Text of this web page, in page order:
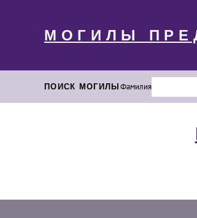
МОГИЛЫ
ПОИСК МОГИЛЫФамилия